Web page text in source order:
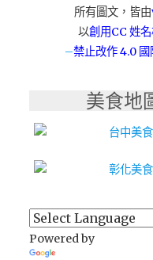
所有圖文，皆由
以創用CC 姓
–禁止改作4.0 國
美食地
Powered by